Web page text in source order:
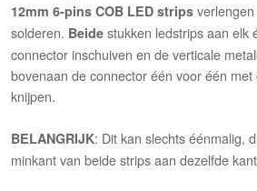
12mm 6-pins COB LED strips
solderen. Beide stukken ledstrips aan elk
connector inschuiven en de verticale
bovenaan de connector één voor één
knijpen.
BELANGRIJK: Dit kan slechts éénmalig,
minkant van beide strips aan dezelfde